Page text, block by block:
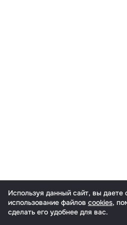
На карте
Используя данный сайт, вы даете
использование файлов cookies,
сделать его удобнее для вас.